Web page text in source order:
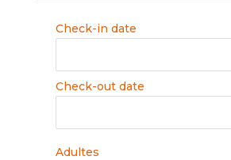
Check-in date
Check-out date
Adultes